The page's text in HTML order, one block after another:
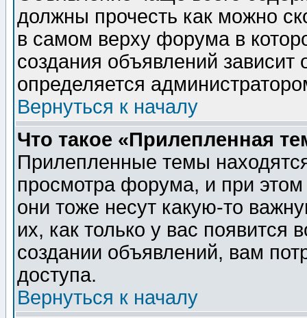
должны прочесть как можно
в самом верху форума в
создания объявлений зависит
определяется
Вернуться к началу
Что такое «Прилепленная
Прилепленные темы
просмотра форума, и при
они тоже несут какую-то
их, как только у вас появится
создании объявлений, вам
доступа.
Вернуться к началу